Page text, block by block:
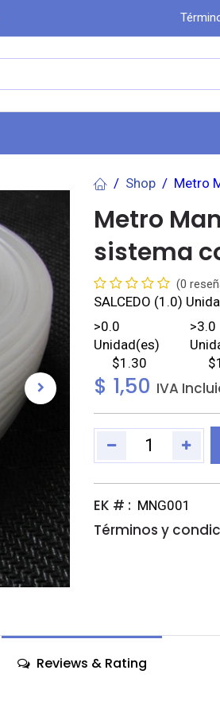
Shop Metro
Metro
sistema
(0
SALCEDO (1.0)
>0.0
Unidad(es)
$1.30
>3.0
$ 1,50 IVA
EK # : MNG001
Términos y
Reviews & Rating